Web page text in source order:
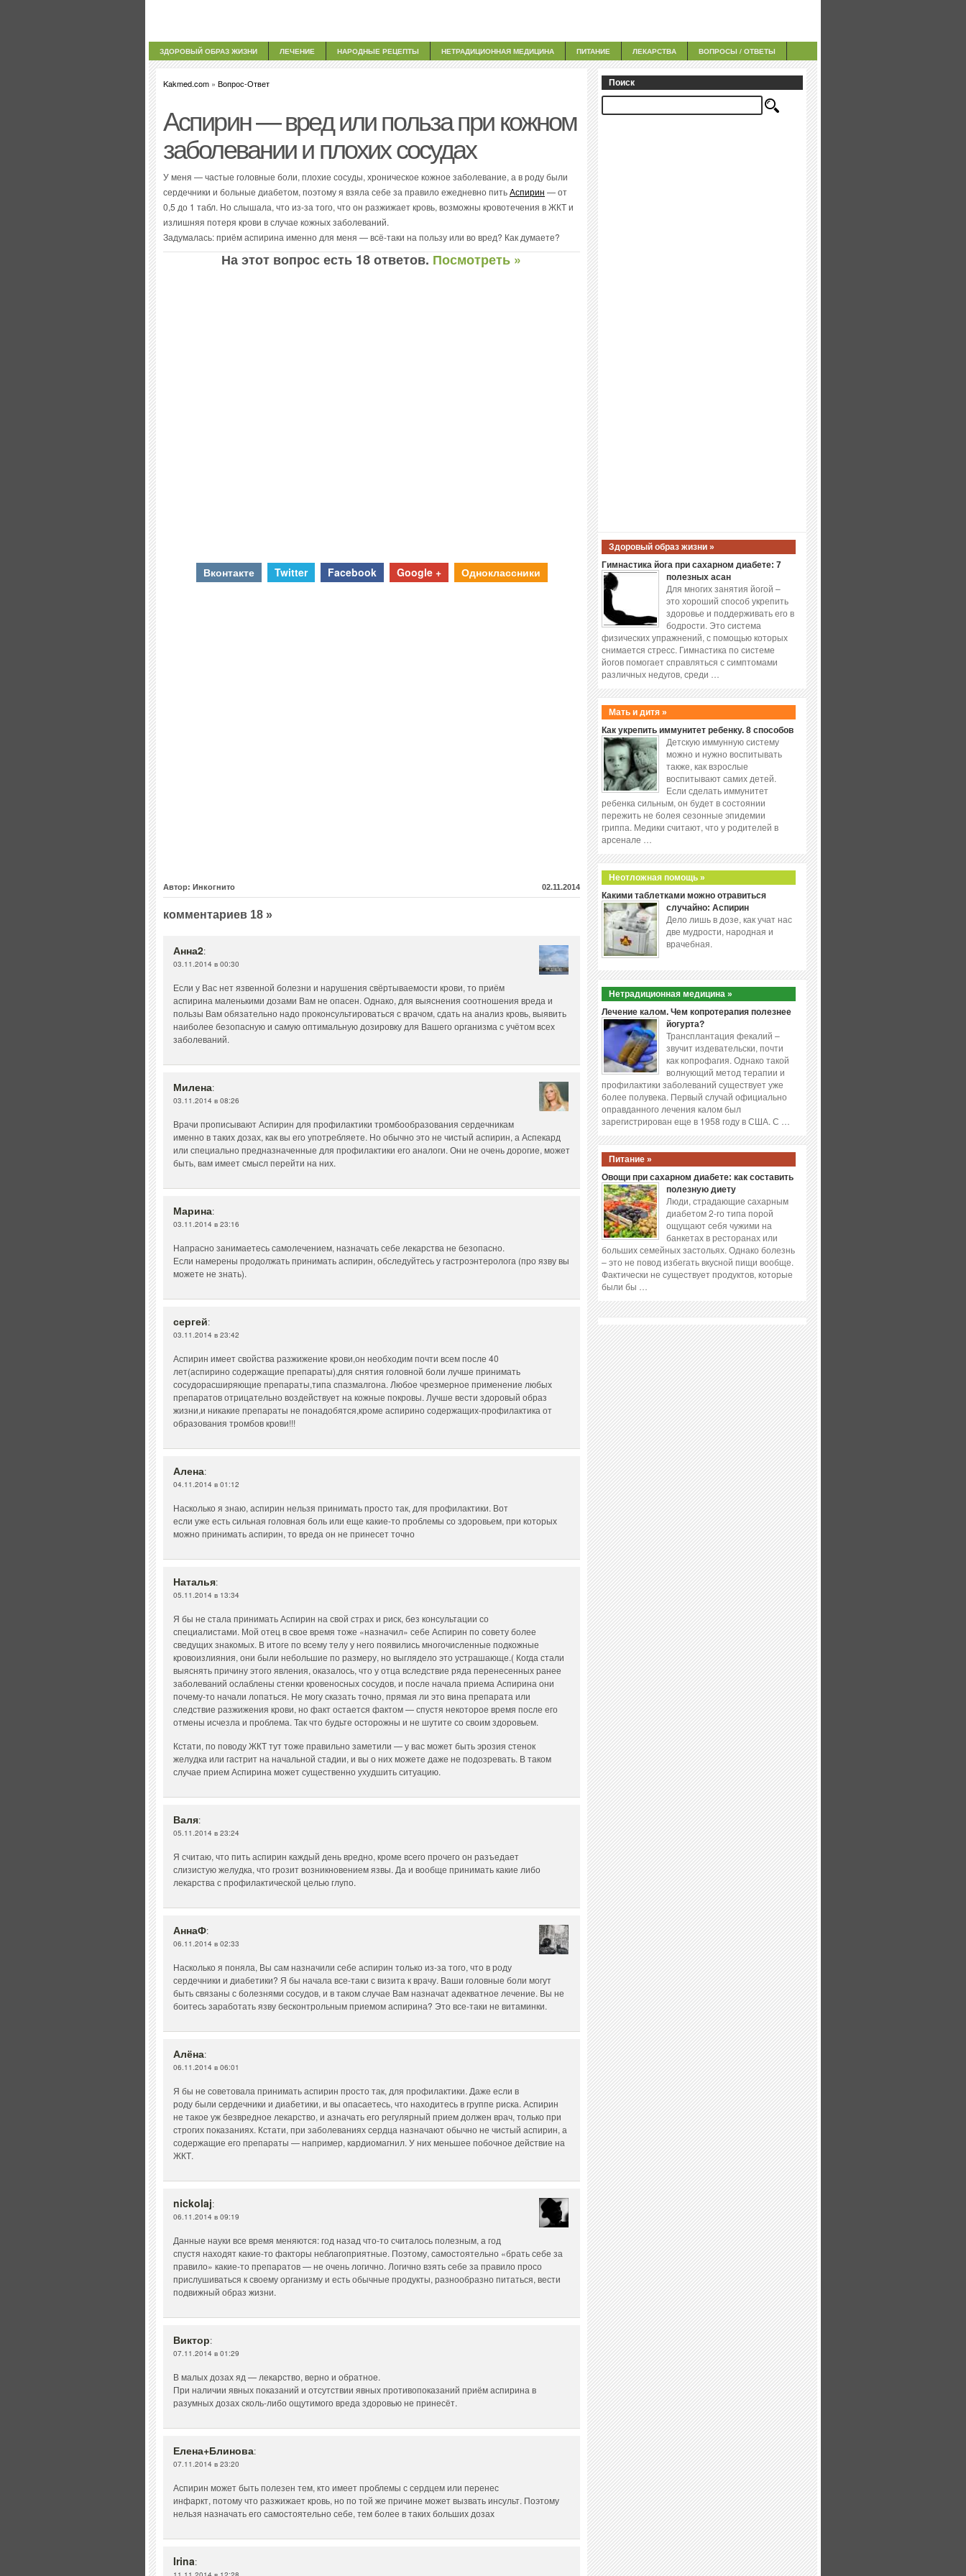
ЗДОРОВЫЙ ОБРАЗ ЖИЗНИ ЛЕЧЕНИЕ НАРОДНЫЕ РЕЦЕПТЫ НЕТРАДИЦИОННАЯ МЕДИЦИНА ПИТАНИЕ ЛЕКАРСТВА ВОПРОСЫ / ОТВЕТЫ
Kakmed.com » Вопрос-Ответ
Аспирин — вред или польза при кожном
заболевании и плохих сосудах
У меня — частые головные боли, плохие сосуды, хроническое кожное заболевание, а в роду были
сердечники и больные диабетом, поэтому я взяла себе за правило ежедневно питьАспирин — от
0,5 до 1 табл. Но слышала, что из-за того, что он разжижает кровь, возможны кровотечения в ЖКТ и
излишняя потеря крови в случае кожных заболеваний.
Задумалась: приём аспирина именно для меня — всё-таки на пользу или во вред? Как думаете?
На этот вопрос есть 18 ответов. Посмотреть »
Вконтакте Twitter Facebook Google + Одноклассники
Автор: Инкогнито 02.11.2014
комментариев 18 »
Анна2:
03.11.2014 в 00:30
Если у Вас нет язвенной болезни и нарушения свёртываемости крови, то приём
аспирина маленькими дозами Вам не опасен. Однако, для выяснения соотношения вреда и
пользы Вам обязательно надо проконсультироваться с врачом, сдать на анализ кровь, выявить
наиболее безопасную и самую оптимальную дозировку для Вашего организма с учётом всех
заболеваний.
Милена:
03.11.2014 в 08:26
Врачи прописывают Аспирин для профилактики тромбообразования сердечникам
именно в таких дозах, как вы его употребляете. Но обычно это не чистый аспирин, а Аспекард
или специально предназначенные для профилактики его аналоги. Они не очень дорогие, может
быть, вам имеет смысл перейти на них.
Марина:
03.11.2014 в 23:16
Напрасно занимаетесь самолечением, назначать себе лекарства не безопасно.
Если намерены продолжать принимать аспирин, обследуйтесь у гастроэнтеролога (про язву вы
можете не знать).
сергей:
03.11.2014 в 23:42
Аспирин имеет свойства разжижение крови,он необходим почти всем после 40
лет(аспирино содержащие препараты),для снятия головной боли лучше принимать
сосудорасширяющие препараты,типа спазмалгона. Любое чрезмерное применение любых
препаратов отрицательно воздействует на кожные покровы. Лучше вести здоровый образ
жизни,и никакие препараты не понадобятся,кроме аспирино содержащих-профилактика от
образования тромбов крови!!!
Алена:
04.11.2014 в 01:12
Насколько я знаю, аспирин нельзя принимать просто так, для профилактики. Вот
если уже есть сильная головная боль или еще какие-то проблемы со здоровьем, при которых
можно принимать аспирин, то вреда он не принесет точно
Наталья:
05.11.2014 в 13:34
Я бы не стала принимать Аспирин на свой страх и риск, без консультации со
специалистами. Мой отец в свое время тоже «назначил» себе Аспирин по совету более
сведущих знакомых. В итоге по всему телу у него появились многочисленные подкожные
кровоизлияния, они были небольшие по размеру, но выглядело это устрашающе.( Когда стали
выяснять причину этого явления, оказалось, что у отца вследствие ряда перенесенных ранее
заболеваний ослаблены стенки кровеносных сосудов, и после начала приема Аспирина они
почему-то начали лопаться. Не могу сказать точно, прямая ли это вина препарата или
следствие разжижения крови, но факт остается фактом — спустя некоторое время после его
отмены исчезла и проблема. Так что будьте осторожны и не шутите со своим здоровьем.
Кстати, по поводу ЖКТ тут тоже правильно заметили — у вас может быть эрозия стенок
желудка или гастрит на начальной стадии, и вы о них можете даже не подозревать. В таком
случае прием Аспирина может существенно ухудшить ситуацию.
Валя:
05.11.2014 в 23:24
Я считаю, что пить аспирин каждый день вредно, кроме всего прочего он разъедает
слизистую желудка, что грозит возникновением язвы. Да и вообще принимать какие либо
лекарства с профилактической целью глупо.
АннаФ:
06.11.2014 в 02:33
Насколько я поняла, Вы сам назначили себе аспирин только из-за того, что в роду
сердечники и диабетики? Я бы начала все-таки с визита к врачу. Ваши головные боли могут
быть связаны с болезнями сосудов, и в таком случае Вам назначат адекватное лечение. Вы не
боитесь заработать язву бесконтрольным приемом аспирина? Это все-таки не витаминки.
Алёна:
06.11.2014 в 06:01
Я бы не советовала принимать аспирин просто так, для профилактики. Даже если в
роду были сердечники и диабетики, и вы опасаетесь, что находитесь в группе риска. Аспирин
не такое уж безвредное лекарство, и азначать его регулярный прием должен врач, только при
строгих показаниях. Кстати, при заболеваниях сердца назначают обычно не чистый аспирин, а
содержащие его препараты — например, кардиомагнил. У них меньшее побочное действие на
ЖКТ.
nickolaj:
06.11.2014 в 09:19
Данные науки все время меняются: год назад что-то считалось полезным, а год
спустя находят какие-то факторы неблагоприятные. Поэтому, самостоятельно «брать себе за
правило» какие-то препаратов — не очень логично. Логично взять себе за правило просо
прислушиваться к своему организму и есть обычные продукты, разнообразно питаться, вести
подвижный образ жизни.
Виктор:
07.11.2014 в 01:29
В малых дозах яд — лекарство, верно и обратное.
При наличии явных показаний и отсутствии явных противопоказаний приём аспирина в
разумных дозах сколь-либо ощутимого вреда здоровью не принесёт.
Елена+Блинова:
07.11.2014 в 23:20
Аспирин может быть полезен тем, кто имеет проблемы с сердцем или перенес
инфаркт, потому что разжижает кровь, но по той же причине может вызвать инсульт. Поэтому
нельзя назначать его самостоятельно себе, тем более в таких больших дозах
Irina:
Поиск
Здоровый образ жизни »
Гимнастика йога при сахарном диабете: 7
полезных асан
Для многих занятия йогой –
это хороший способ укрепить
здоровье и поддерживать его в
бодрости. Это система
физических упражнений, с помощью которых
снимается стресс. Гимнастика по системе
йогов помогает справляться с симптомами
различных недугов, среди …
Мать и дитя »
Как укрепить иммунитет ребенку. 8 способов
Детскую иммунную систему
можно и нужно воспитывать
также, как взрослые
воспитывают самих детей.
Если сделать иммунитет
ребенка сильным, он будет в состоянии
пережить не болея сезонные эпидемии
гриппа. Медики считают, что у родителей в
арсенале …
Неотложная помощь »
Какими таблетками можно отравиться
случайно: Аспирин
Дело лишь в дозе, как учат нас
две мудрости, народная и
врачебная.
Нетрадиционная медицина »
Лечение калом. Чем копротерапия полезнее
йогурта?
Трансплантация фекалий –
звучит издевательски, почти
как копрофагия. Однако такой
волнующий метод терапии и
профилактики заболеваний существует уже
более полувека. Первый случай официально
оправданного лечения калом был
зарегистрирован еще в 1958 году в США. С …
Питание »
Овощи при сахарном диабете: как составить
полезную диету
Люди, страдающие сахарным
диабетом 2-го типа порой
ощущают себя чужими на
банкетах в ресторанах или
больших семейных застольях. Однако болезнь
– это не повод избегать вкусной пищи вообще.
Фактически не существует продуктов, которые
были бы …